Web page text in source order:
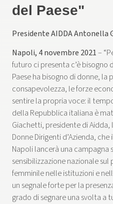
del Paese"
Presidente AIDDA Antonella
Napoli, 4 novembre 2021–
futuro ci presenta c’è bisogno
Paese ha bisogno di donne, la
consapevolezza, le forze
sentire la propria voce: il
della Repubblica italiana è
Giachetti, presidente di Aidda,
Donne Dirigenti d’Azienda,
Napoli lancerà una campagna
sensibilizzazione nazionale sul
femminile nelle istituzioni e
un segnale forte per la
grado di segnare una svolta a